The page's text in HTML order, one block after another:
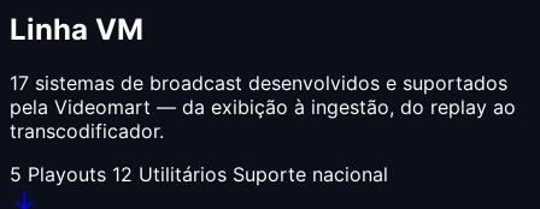
Linha VM
17 sistemas de broadcast desenvolvidos e suportados
pela Videomart — da exibição à ingestão, do replay ao
transcodificador.
5 Playouts 12 Utilitários Suporte nacional